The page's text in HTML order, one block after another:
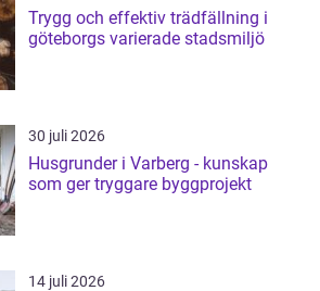
Trygg och effektiv trädfällning i
göteborgs varierade stadsmiljö
30 juli 2026
Husgrunder i Varberg - kunskap
som ger tryggare byggprojekt
14 juli 2026